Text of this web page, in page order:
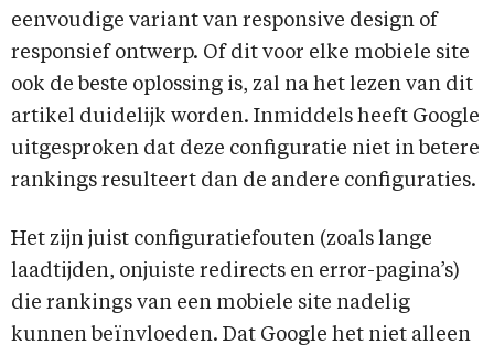
eenvoudige variant van responsive design of
responsief ontwerp. Of dit voor elke mobiele site
ook de beste oplossing is, zal na het lezen van dit
artikel duidelijk worden. Inmiddels heeft Google
uitgesproken dat deze configuratie niet in betere
rankings resulteert dan de andere configuraties.
Het zijn juist configuratiefouten (zoals lange
laadtijden, onjuiste redirects en error-pagina’s)
die rankings van een mobiele site nadelig
kunnen beïnvloeden. Dat Google het niet alleen